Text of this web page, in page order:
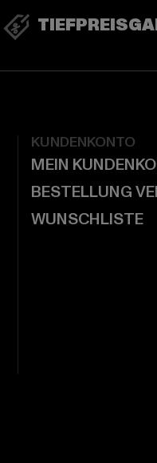
KUNDENKONTO
MEIN
BESTELLUNG
WUNSCHLISTE